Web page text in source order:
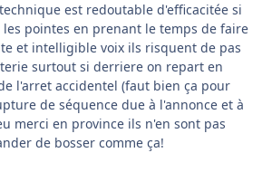
est redoutable d'efficacitée si
pointes en prenant le temps de faire
et intelligible voix ils risquent de pas
surtout si derriere on repart en
l'arret accidentel (faut bien ça pour
de séquence due à l'annonce et à
merci en province ils n'en sont pas
de bosser comme ça!